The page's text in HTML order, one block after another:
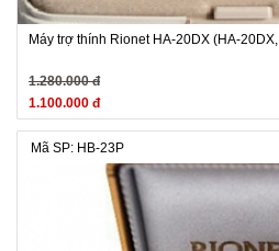
Máy trợ thính Rionet HA-20DX (HA-
1.280.000 đ
1.100.000 đ
Mã SP: HB-23P